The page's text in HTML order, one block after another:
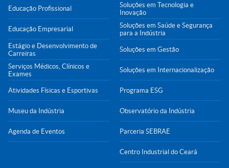
Educação Profissional
Educação Empresarial
Estágio e Desenvolvimento de
Carreiras
Serviços Médicos, Clínicos e
Exames
Atividades Físicas e Esportivas
Museu da Indústria
Agenda de Eventos
Soluções em Tecnologia e
Inovação
Soluções em Saúde e Segurança
para a Indústria
Soluções em Gestão
Soluções em Internacionalização
Programa ESG
Observatório da Indústria
Parceria SEBRAE
Centro Industrial do Ceará